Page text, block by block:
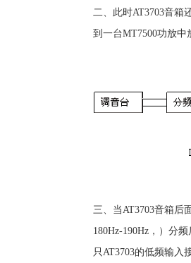
二、此时AT3703音箱
到一台MT7500功放中
三、当AT3703音箱后
180Hz-190Hz，）分
只AT3703的低频输入